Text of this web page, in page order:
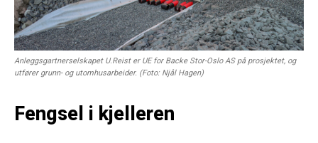
Anleggsgartnerselskapet U.Reist er UE for Backe Stor-Oslo AS på prosjektet, og
utfører grunn- og utomhusarbeider. (Foto: Njål Hagen)
Fengsel i kjelleren